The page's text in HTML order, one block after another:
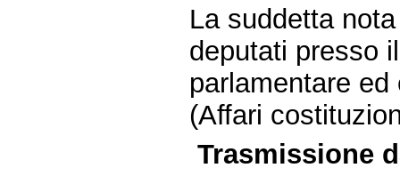
La suddetta
deputati presso
parlamentare
(Affari
Trasmissione